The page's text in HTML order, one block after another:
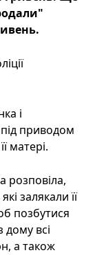
і
приводом
матері.
розповіла,
залякали її
позбутися
дому всі
а також